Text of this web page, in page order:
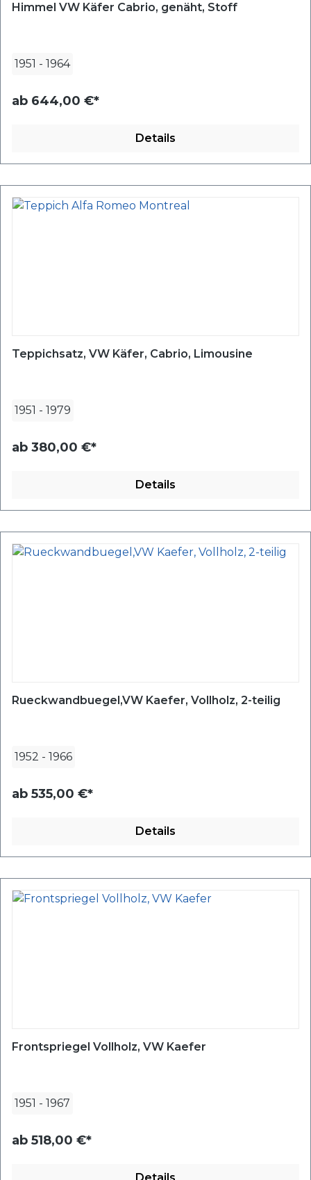
Himmel VW Käfer Cabrio, genäht, Stoff
1951 - 1964
ab 644,00 €*
Details
Teppichsatz, VW Käfer, Cabrio, Limousine
1951 - 1979
ab 380,00 €*
Details
Rueckwandbuegel,VW Kaefer, Vollholz, 2-teilig
1952 - 1966
ab 535,00 €*
Details
Frontspriegel Vollholz, VW Kaefer
1951 - 1967
ab 518,00 €*